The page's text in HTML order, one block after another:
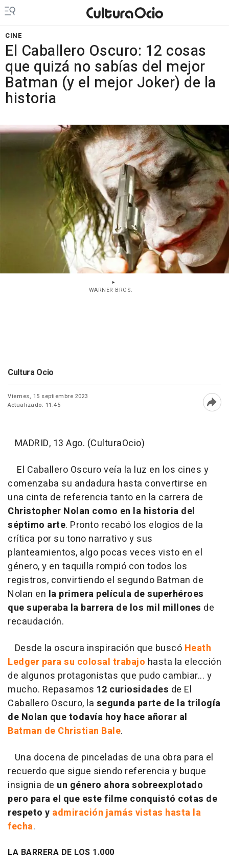
CINE
El Caballero Oscuro: 12 cosas
que quizá no sabías del mejor
Batman (y el mejor Joker) de la
historia
WARNER BROS.
Cultura Ocio
Viernes, 15 septiembre 2023
Actualizado: 11:45
MADRID, 13 Ago. (CulturaOcio)
El Caballero Oscuroveía la luz en los cines y
comenzaba su andadura hasta convertirse en
una cinta de referencia tanto en la carrera de
Christopher Nolan como en la historia del
séptimo arte. Pronto recabó los elogios de la
crítica por su tono narrativo y sus
planteamientos, algo pocas veces visto en el
género, y en taquilla rompió con todos los
registros, convirtiendo el segundo Batman de
Nolan en la primera película de superhéroes
que superaba la barrera de los mil millones de
recaudación.
Desde la oscura inspiración que buscó Heath
Ledger para su colosal trabajo hasta la elección
de algunos protagonistas que pudo cambiar... y
mucho. Repasamos 12 curiosidades de El
Caballero Oscuro, la segunda parte de la trilogía
de Nolan que todavía hoy hace añorar al
Batman de Christian Bale.
Una docena de pinceladas de una obra para el
recuerdo que sigue siendo referencia y buque
insignia de un género ahora sobreexplotado
pero para el que este filme conquistó cotas de
respeto y admiración jamás vistas hasta la
fecha.
LA BARRERA DE LOS 1.000